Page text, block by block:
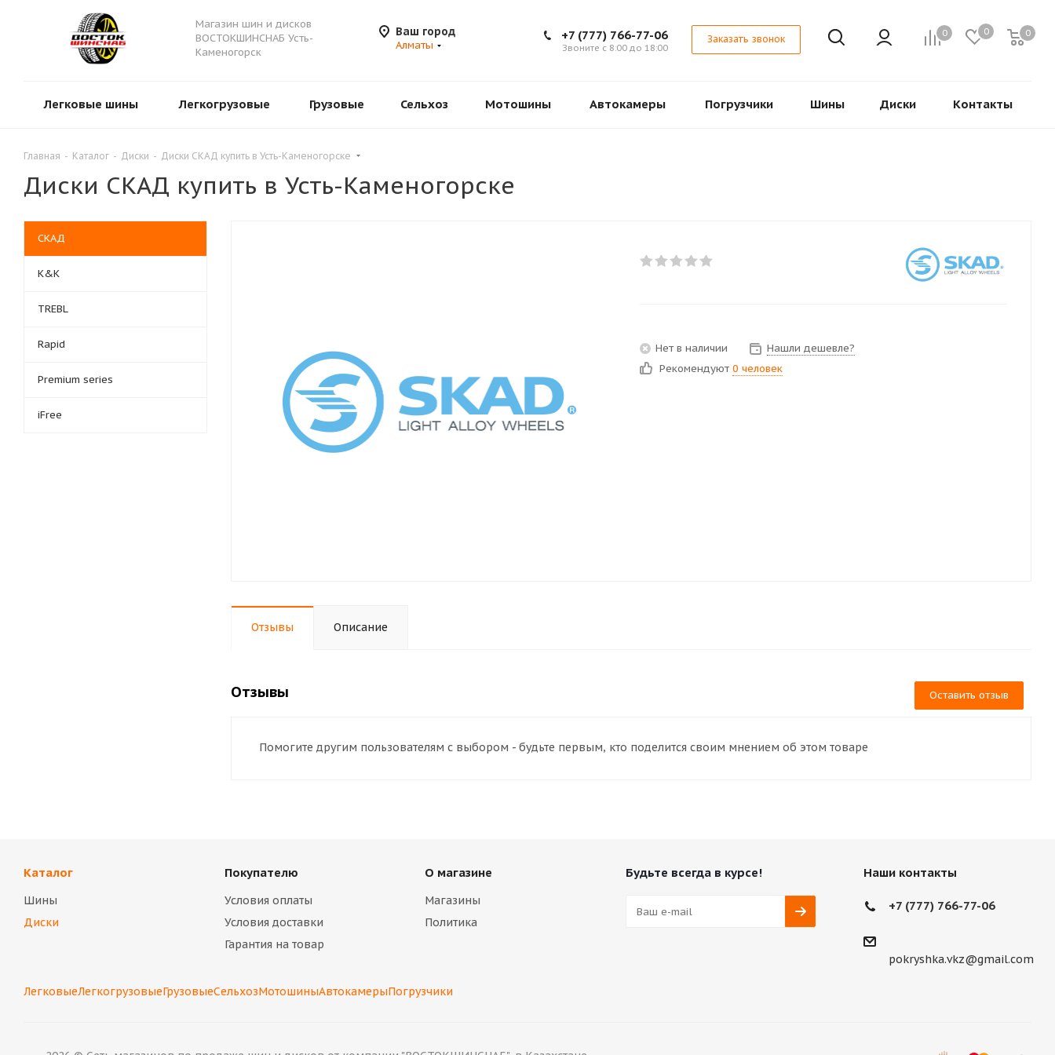
Магазин шин и дисков
ВОСТОКШИНСНАБ Усть-
Каменогорск
Ваш город
Алматы
0 0 0
+7 (777) 766-77-06
Звоните с 8:00 до 18:00
Заказать звонок
Легковые шины Легкогрузовые Грузовые Сельхоз Мотошины Автокамеры Погрузчики Шины Диски Контакты
Главная - Каталог - Диски - Диски СКАД купить в Усть-Каменогорске
Диски СКАД купить в Усть-Каменогорске
Нет в наличии
Нашли дешевле?
Рекомендуют 0 человек
Отзывы Описание
Отзывы Оставить отзыв
Помогите другим пользователям с выбором - будьте первым, кто поделится своим мнением об этом товаре
СКАД
К&К
TREBL
Rapid
Premium series
iFree
Каталог
Шины
Диски
Покупателю
Условия оплаты
Условия доставки
Гарантия на товар
О магазине
Магазины
Политика
ЛегковыеЛегкогрузовыеГрузовыеСельхозМотошиныАвтокамерыПогрузчики
Будьте всегда в курсе! Наши контакты
+7 (777) 766-77-06
pokryshka.vkz@gmail.com